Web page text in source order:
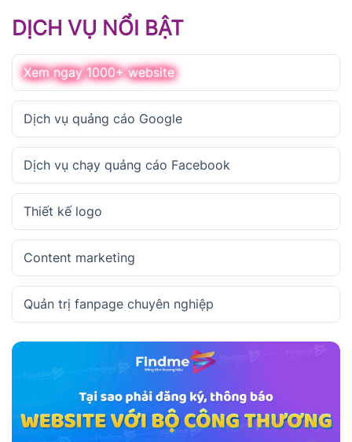
DỊCH VỤ NỔI BẬT
Xem ngay 1000+ website
Dịch vụ quảng cáo Google
Dịch vụ chạy quảng cáo Facebook
Thiết kế logo
Content marketing
Quản trị fanpage chuyên nghiệp